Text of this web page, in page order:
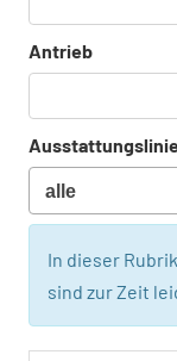
Antrieb
In dieser
sind zur Zeit